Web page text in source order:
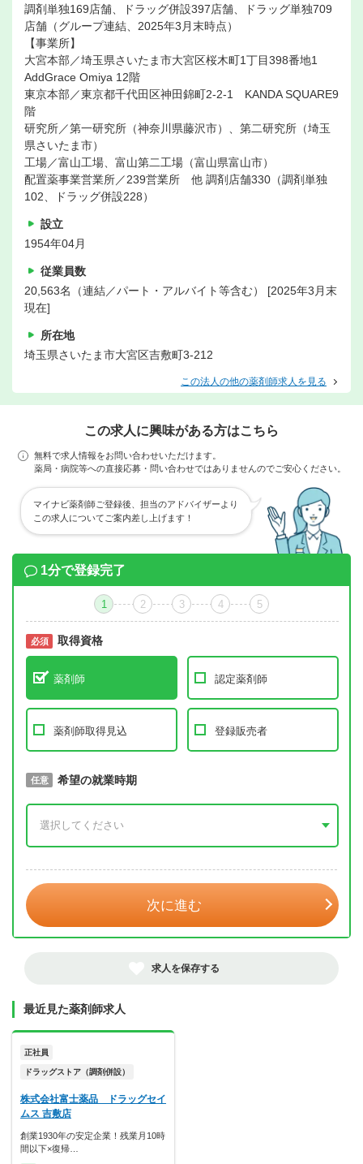
調剤単独169店舗、ドラッグ併設397店舗、ドラッグ単独709
店舗（グループ連結、2025年3月末時点）
【事業所】
大宮本部／埼玉県さいたま市大宮区桜木町1丁目398番地1
AddGrace Omiya 12階
東京本部／東京都千代田区神田錦町2-2-1 KANDA SQUARE9
階
研究所／第一研究所（神奈川県藤沢市）、第二研究所（埼玉
県さいたま市）
工場／富山工場、富山第二工場（富山県富山市）
配置薬事業営業所／239営業所 他 調剤店舗330（調剤単独
102、ドラッグ併設228）
設立
1954年04月
従業員数
20,563名（連結／パート・アルバイト等含む） [2025年3月末
現在]
所在地
埼玉県さいたま市大宮区吉敷町3-212
この法人の他の薬剤師求人を見る
この求人に興味がある方はこちら
無料で求人情報をお問い合わせいただけます。
薬局・病院等への直接応募・問い合わせではありませんのでご安心ください。
マイナビ薬剤師ご登録後、担当のアドバイザーより
この求人についてご案内差し上げます！
1分で登録完了
1 2 3 4 5
必須 取得資格
薬剤師 認定薬剤師
薬剤師取得見込 登録販売者
必須 取得予定年
任意 希望の就業時期
次に進む
求人を保存する
最近見た薬剤師求人
正社員
ドラッグストア（調剤併設）
株式会社富士薬品 ドラッグセイ
ムス 吉敷店
創業1930年の安定企業！残業月10時
間以下×復帰…